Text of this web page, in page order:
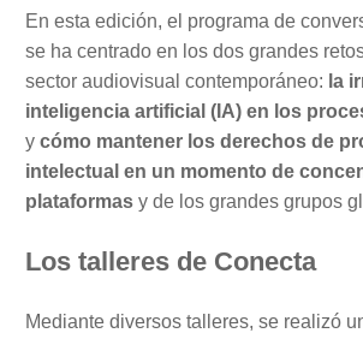
En esta edición, el programa de
se ha centrado en los dos grandes
sector audiovisual contemporáneo: la
inteligencia artificial (IA) en los
y cómo mantener los derechos de
intelectual en un momento de
plataformas y de los grandes grupos
Los talleres de Conecta
Mediante diversos talleres, se realizó